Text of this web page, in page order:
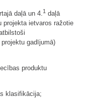
daļā un 4. 1 daļā
projekta ietvaros ražotie
projektu gadījumā)
produktu
klasifikācija;